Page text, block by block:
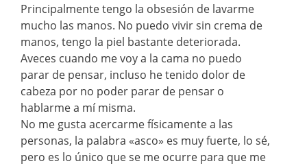
Principalmente tengo la obsesión de lavarme
mucho las manos. No puedo vivir sin crema de
manos, tengo la piel bastante deteriorada.
Aveces cuando me voy a la cama no puedo
parar de pensar, incluso he tenido dolor de
cabeza por no poder parar de pensar o
hablarme a mí misma.
No me gusta acercarme físicamente a las
personas, la palabra «asco» es muy fuerte, lo sé,
pero es lo único que se me ocurre para que me